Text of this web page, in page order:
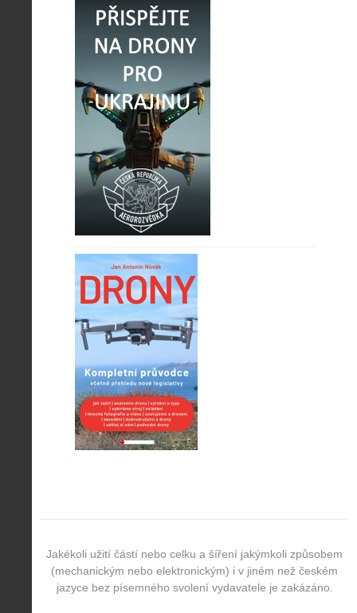
Jakékoli užití částí nebo celku a šíření jakýmkoli způsobem
(mechanickým nebo elektronickým) i v jiném než českém
jazyce bez písemného svolení vydavatele je zakázáno.